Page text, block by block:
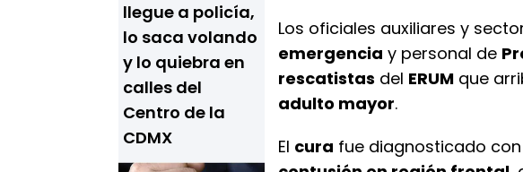
llegue a policía,
lo saca volando
y lo quiebra en
calles del
Centro de la
CDMX
Los oficiales auxiliares y
emergencia y personal de
rescatistas del ERUM que
adulto mayor.
El cura fue diagnosticado